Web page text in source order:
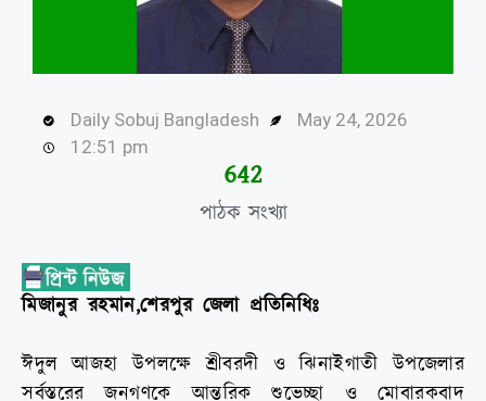
Daily Sobuj Bangladesh
May 24, 2026
12:51 pm
পাঠক সংখ্যা
644
মিজানুর রহমান,শেরপুর জেলা প্রতিনিধিঃ
ঈদুল আজহা উপলক্ষে শ্রীবরদী ও ঝিনাইগাতী উপজেলার
সর্বস্তরের জনগণকে আন্তরিক শুভেচ্ছা ও মোবারকবাদ